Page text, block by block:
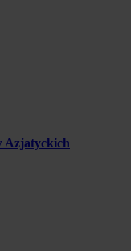
Azjatyckich